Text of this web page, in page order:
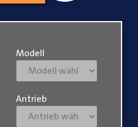
Modell
Antrieb